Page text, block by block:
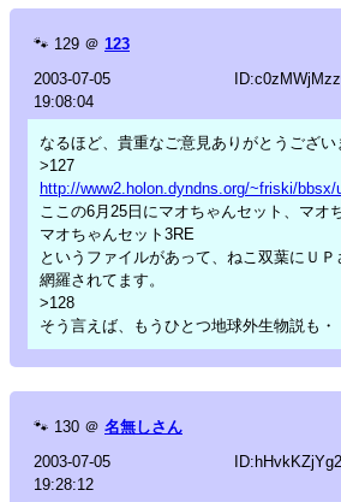
🐾 129 ＠ 123
2003-07-05
19:08:04
なるほど、貴重なご意見ありがとうござい
>127
http://www2.holon.dyndns.org/~friski/bbsx/
ここの6月25日にマオちゃんセット、マオ
マオちゃんセット3RE
というファイルがあって、ねこ双葉にＵ
網羅されてます。
>128
そう言えば、もうひとつ地球外生物説も・
🐾 130 ＠ 名無しさん
2003-07-05
19:28:12
ID:hHvkKZjYg2